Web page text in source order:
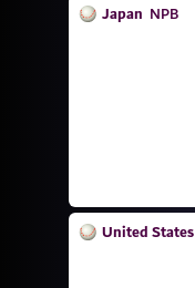
Japan NPB
United States